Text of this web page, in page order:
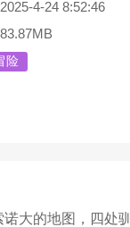
4-24 8:52:46
险
大的地图，四处